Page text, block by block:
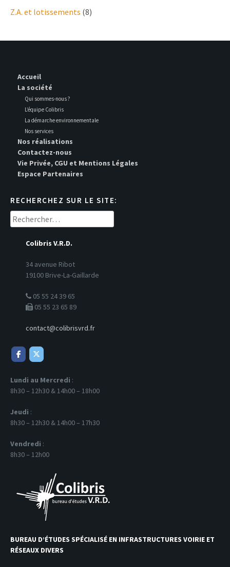
Z.A. et lotissements (8)
Accueil
La société
Qui sommes-nous ?
L’équipe Colibris
La démarche environnementale
Nos services
Nos réalisations
Contactez-nous
Vie Privée, CGU et Mentions Légales
Espace Partenaires
RECHERCHEZ SUR LE SITE:
Rechercher :
Colibris V.R.D.
34 avenue Ribot
19100 Brive-La-Gaillarde
05 55 24 39 65
05 55 23 65 89
contact@colibrisvrd.fr
Lundi au Mercredi :
8h30 – 12h30 & 14h00 – 18h00
Jeudi :
8h30 – 12h30 & 14h00 – 17h30
Vendredi :
8h30 – 12h00
BUREAU D’ÉTUDES SPÉCIALISÉ EN INFRASTRUCTURES VOIRIE ET
RÉSEAUX DIVERS